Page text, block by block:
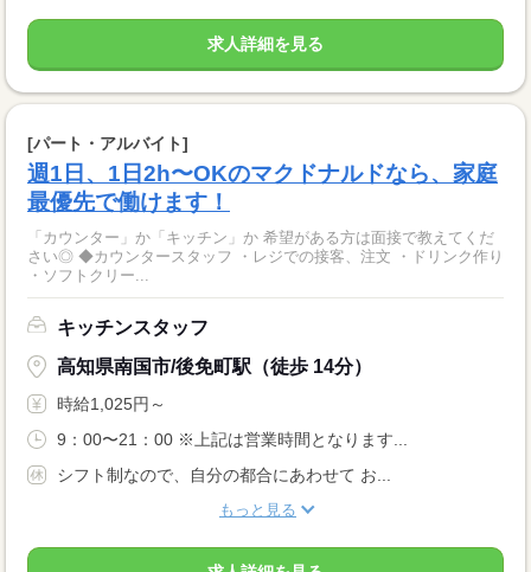
求人詳細を見る
[パート・アルバイト]
週1日、1日2h〜OKのマクドナルドなら、家庭
最優先で働けます！
「カウンター」か「キッチン」か 希望がある方は面接で教えてくだ
さい◎ ◆カウンタースタッフ ・レジでの接客、注文 ・ドリンク作り
・ソフトクリー...
キッチンスタッフ
高知県南国市/後免町駅（徒歩 14分）
時給1,025円～
9：00〜21：00 ※上記は営業時間となります...
シフト制なので、自分の都合にあわせて お...
もっと見る